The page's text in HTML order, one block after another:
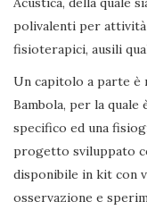
polivalenti per
fisioterapici, ausili
Un capitolo a parte è
Bambola, per la quale
specifico ed una
progetto sviluppato
disponibile in kit con
osservazione e